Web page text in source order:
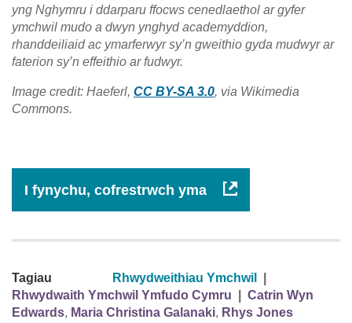
yng Nghymru i ddarparu ffocws cenedlaethol ar gyfer
ymchwil mudo a dwyn ynghyd academyddion,
rhanddeiliaid ac ymarferwyr sy’n gweithio gyda mudwyr ar
faterion sy’n effeithio ar fudwyr.
Image credit: Haeferl, CC BY-SA 3.0, via Wikimedia
Commons.
I fynychu, cofrestrwch yma
Tagiau Rhwydweithiau Ymchwil
Rhwydwaith Ymchwil Ymfudo Cymru
Catrin Wyn
Edwards, Maria Christina Galanaki, Rhys Jones